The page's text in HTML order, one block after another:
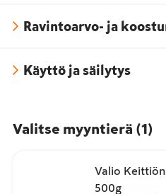
Ravintoarvo- ja
Käyttö ja säilytys
Valitse myyntierä (1 )
Valio
500g